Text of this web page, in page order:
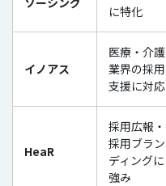
に特化
イノアス
医療・介護
業界の採用
支援に対応
HeaR
採用広報・
採用ブラン
ディングに
強み